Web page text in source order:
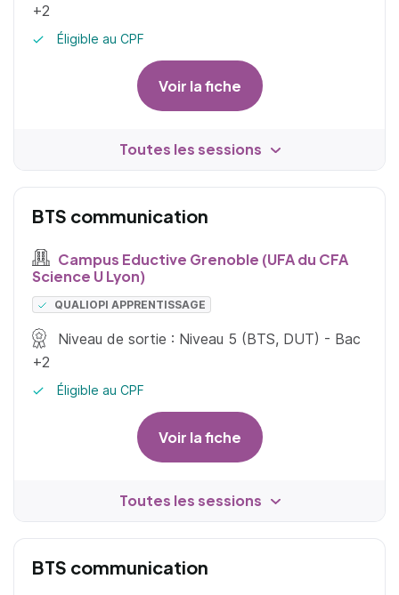
+2
Éligible au CPF
Voir la fiche
Toutes les sessions
BTS communication
Campus Eductive Grenoble (UFA du CFA
Science U Lyon)
QUALIOPI APPRENTISSAGE
Niveau de sortie : Niveau 5 (BTS, DUT) - Bac
+2
Éligible au CPF
Voir la fiche
Toutes les sessions
BTS communication